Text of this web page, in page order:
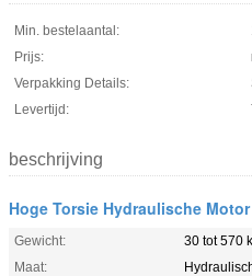
Min. bestelaantal:
Prijs:
Verpakking Details:
Levertijd:
beschrijving
Hoge Torsie Hydraulische
Gewicht:
30 tot 570
Maat: